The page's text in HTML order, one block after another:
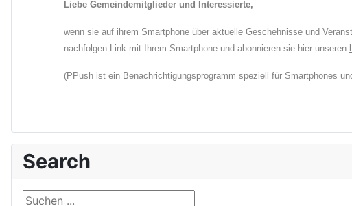
Liebe Gemeindemitglieder und Interessierte,
wenn sie auf ihrem Smartphone über aktuelle Geschehnisse und
nachfolgen Link mit Ihrem Smartphone und abonnieren sie hier unseren
(PPush ist ein Benachrichtigungsprogramm speziell für Smartphones
Search
Suchen ...